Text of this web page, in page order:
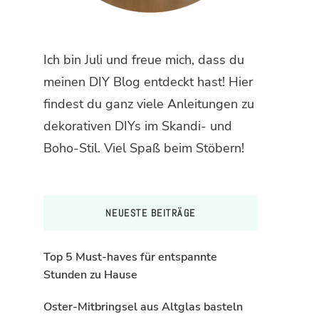
Ich bin Juli und freue mich, dass du
meinen DIY Blog entdeckt hast! Hier
findest du ganz viele Anleitungen zu
dekorativen DIYs im Skandi- und
Boho-Stil. Viel Spaß beim Stöbern!
NEUESTE BEITRÄGE
Top 5 Must-haves für entspannte
Stunden zu Hause
Oster-Mitbringsel aus Altglas basteln